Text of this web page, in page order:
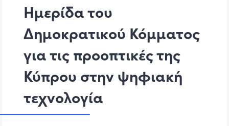
Ημερίδα του
Δημοκρατικού Κόμματος
για τις προοπτικές της
Κύπρου στην ψηφιακή
τεχνολογία